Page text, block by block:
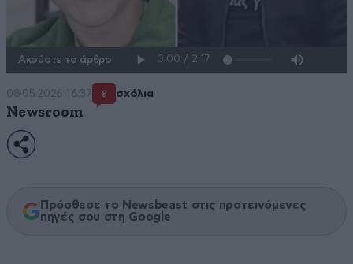
Ακούστε το άρθρο
08·05·2026 16:37 8 σχόλια
Newsroom
Πρόσθεσε το Newsbeast στις προτεινόμενες
πηγές σου στη Google